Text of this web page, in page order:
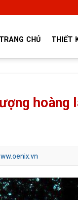
TRANG CHỦ THIẾT